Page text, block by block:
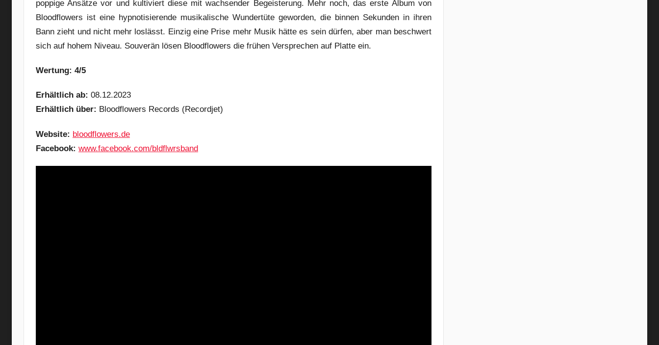
poppige Ansätze vor und kultiviert diese mit wachsender Begeisterung. Mehr noch, das erste Album von
Bloodflowers ist eine hypnotisierende musikalische Wundertüte geworden, die binnen Sekunden in ihren
Bann zieht und nicht mehr loslässt. Einzig eine Prise mehr Musik hätte es sein dürfen, aber man beschwert
sich auf hohem Niveau. Souverän lösen Bloodflowers die frühen Versprechen auf Platte ein.
Wertung: 4/5
Erhältlich ab: 08.12.2023
Erhältlich über: Bloodflowers Records (Recordjet)
Website: bloodflowers.de
Facebook: www.facebook.com/bldflwrsband